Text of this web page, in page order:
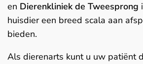
en Dierenkliniek de Tweesprong
huisdier een breed scala aan
bieden.
Als dierenarts kunt u uw patiënt